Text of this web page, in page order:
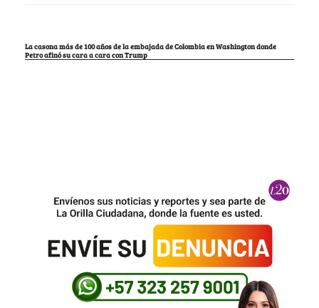
La casona más de 100 años de la embajada de Colombia en Washington donde
Petro afinó su cara a cara con Trump